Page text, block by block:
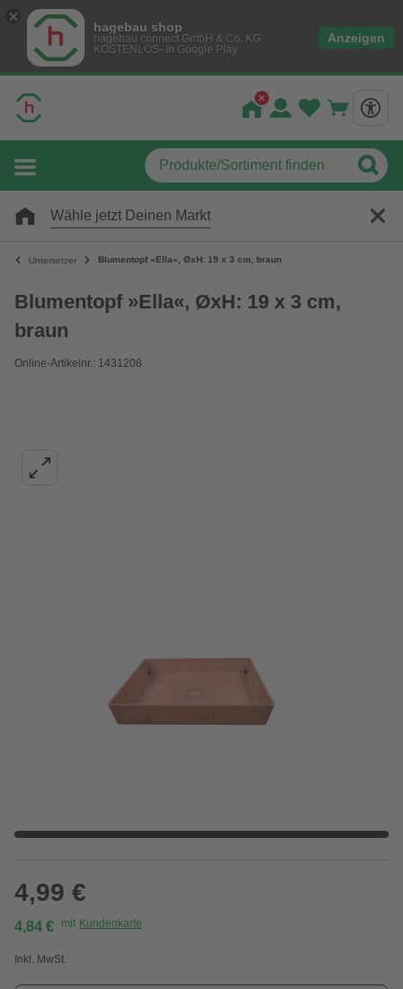
hagebau shop
hagebau connect GmbH & Co. KG
KOSTENLOS- In Google Play
Anzeigen
Wähle jetzt Deinen Markt
Untersetzer Blumentopf »Ella«, ØxH: 19 x 3 cm, braun
Blumentopf »Ella«, ØxH: 19 x 3 cm,
braun
Online-Artikelnr.: 1431208
4,99 €
4,84 € mit Kundenkarte
Inkl. MwSt.